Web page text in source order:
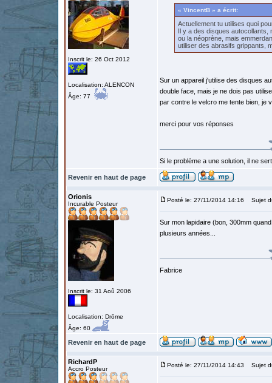
Inscrit le: 26 Oct 2012
Localisation: ALENCON
Âge: 77
« VincentB » a écrit:
Actuellement tu utilises quoi
Il y a des disques autocollants,
ou la néoprène, mais
utiliser des abrasifs grippants,
Sur un appareil j'utilise des disques
double face, mais je ne dois pas
par contre le velcro me tente bien, je
merci pour vos réponses
Si le problème a une solution, il ne
Revenir en haut de page
Orionis
Incurable Posteur
Inscrit le: 31 Aoû 2006
Localisation: Drôme
Âge: 60
Posté le: 27/11/2014 14:16 Sujet
Sur mon lapidaire (bon, 300mm
plusieurs années...
Fabrice
Revenir en haut de page
RichardP
Accro Posteur
Posté le: 27/11/2014 14:43 Sujet